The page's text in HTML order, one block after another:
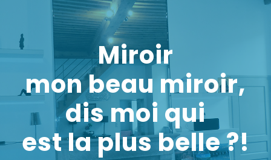
Miroir
mon beau miroir,
dis moi qui
est la plus belle ?!